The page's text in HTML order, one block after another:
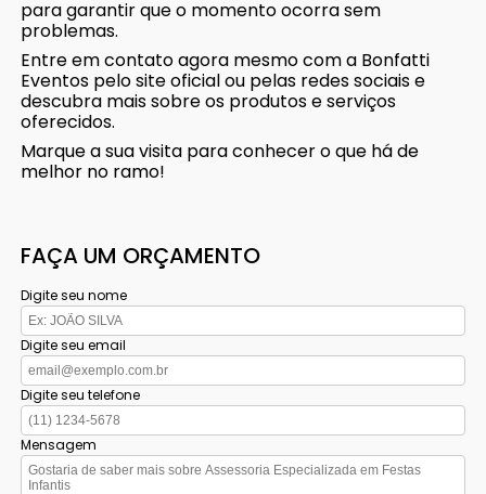
para garantir que o momento ocorra sem
problemas.
Entre em contato agora mesmo com a Bonfatti
Eventos pelo site oficial ou pelas redes sociais e
descubra mais sobre os produtos e serviços
oferecidos.
Marque a sua visita para conhecer o que há de
melhor no ramo!
FAÇA UM ORÇAMENTO
Digite seu nome
Digite seu email
Digite seu telefone
Mensagem